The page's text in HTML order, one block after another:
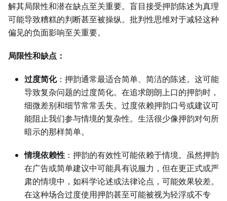
解其局限性和潜在缺点至关重要。盲目接受押韵陈述为真理
可能导致糟糕的判断甚至被操纵。批判性思维对于减轻这种
偏见的负面影响至关重要。
局限性和缺点：
过度简化：押韵通常最适合简单、简洁的陈述。这可能
导致复杂问题的过度简化。在追求朗朗上口的押韵时，
细微差别和细节常常丢失。过度依赖押韵口号或建议可
能阻止我们参与情境的复杂性。生活很少像押韵对句所
暗示的那样简单。
情境依赖性 ：押韵的有效性可能依赖于情境。虽然押韵
在广告或简单建议中可能具有说服力，但在更正式或严
肃的情境中，如科学论述或法律论点，可能效果较差。
在这种场合过度使用押韵甚至可能被视为轻浮或不专